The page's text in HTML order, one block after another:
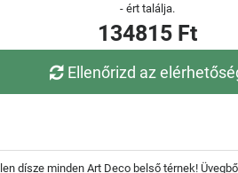
- ért találja.
134815 Ft
Ellenőrizd az
dísze minden Art Deco belső térnek!